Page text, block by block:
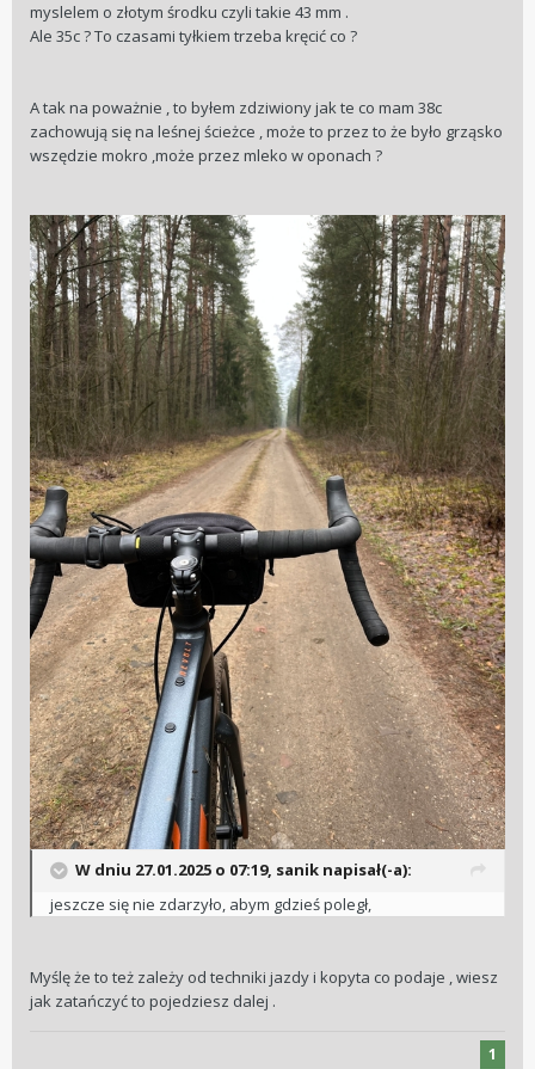
myslelem o złotym środku czyli takie 43 mm .
Ale 35c ? To czasami tyłkiem trzeba kręcić co ?
A tak na poważnie , to byłem zdziwiony jak te co mam 38c
zachowują się na leśnej ścieżce , może to przez to że było grząsko
wszędzie mokro ,może przez mleko w oponach ?
W dniu 27.01.2025 o 07:19, sanik napisał(-a):
jeszcze się nie zdarzyło, abym gdzieś poległ,
Myślę że to też zależy od techniki jazdy i kopyta co podaje , wiesz
jak zatańczyć to pojedziesz dalej .
1